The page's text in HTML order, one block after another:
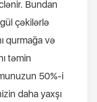
Bundan
çəkilərlə
qurmağa və
təmin
50%-i
daha yaxşı